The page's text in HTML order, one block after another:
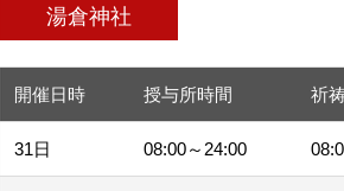
湯倉神社
開催日時 授与所時間 祈
31日 08:00～24:00